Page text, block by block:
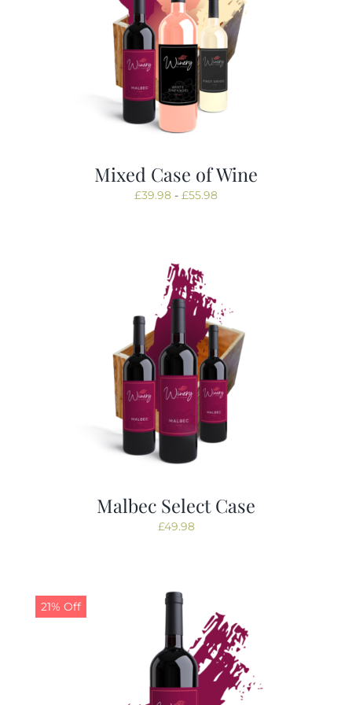
Mixed Case of Wine
£39.98 - £55.98Prijsklasse:
Malbec Select Case
£49.98
21% Off